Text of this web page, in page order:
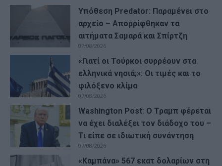
Υπόθεση Predator: Παραμένει στο
αρχείο – Απορρίφθηκαν τα
αιτήματα Σαμαρά και Σπίρτζη
07/08/2026
«Γιατί οι Τούρκοι συρρέουν στα
ελληνικά νησιά;»: Οι τιμές και το
φιλόξενο κλίμα
07/08/2026
Washington Post: Ο Τραμπ φέρεται
να έχει διαλέξει τον διάδοχο του –
Τι είπε σε ιδιωτική συνάντηση
07/08/2026
«Καμπάνα» 567 εκατ δολαρίων στη